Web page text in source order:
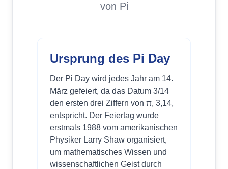
von Pi
Ursprung des Pi Day
Der Pi Day wird jedes Jahr am 14.
März gefeiert, da das Datum 3/14
den ersten drei Ziffern von π, 3,14,
entspricht. Der Feiertag wurde
erstmals 1988 vom amerikanischen
Physiker Larry Shaw organisiert,
um mathematisches Wissen und
wissenschaftlichen Geist durch